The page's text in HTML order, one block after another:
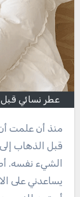
عطر نسائي قبل
منذ أن علمت أن النساء الفرنسيات يرشن عطر نسائي
قبل الذهاب
الشيء نفسه.
يساعدني على